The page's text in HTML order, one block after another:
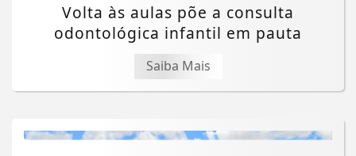
Volta às aulas põe a consulta
odontológica infantil em pauta
Saiba Mais